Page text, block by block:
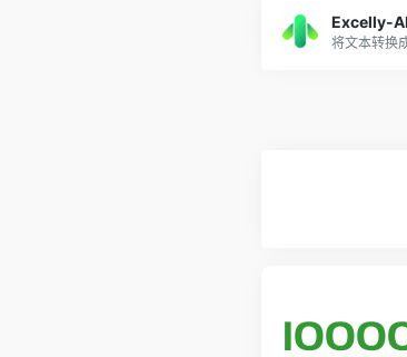
Excelly-AI
将文本转换